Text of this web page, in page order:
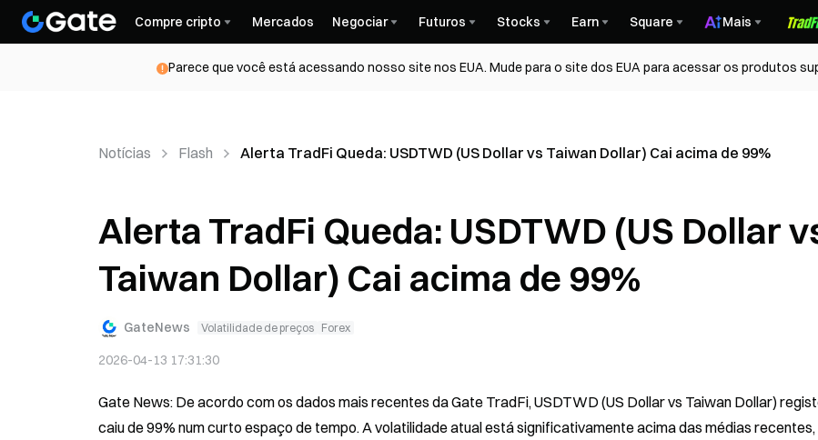
Compre cripto Mercados Negociar Futuros Stocks Earn Square Mais
Parece que você está acessando nosso site nos EUA. Mude para o site dos EUA para acessar os produtos
Notícias Flash Alerta TradFi Queda: USDTWD (US Dollar vs Taiwan Dollar) Cai acima de 99%
Alerta TradFi Queda: USDTWD (US Dollar
Taiwan Dollar) Cai acima de 99%
GateNews Volatilidade de preços Forex
2026-04-13 17:31:30
Gate News: De acordo com os dados mais recentes da Gate TradFi, USDTWD (US Dollar vs Taiwan Dollar)
caiu de 99% num curto espaço de tempo. A volatilidade atual está significativamente acima das médias recentes,